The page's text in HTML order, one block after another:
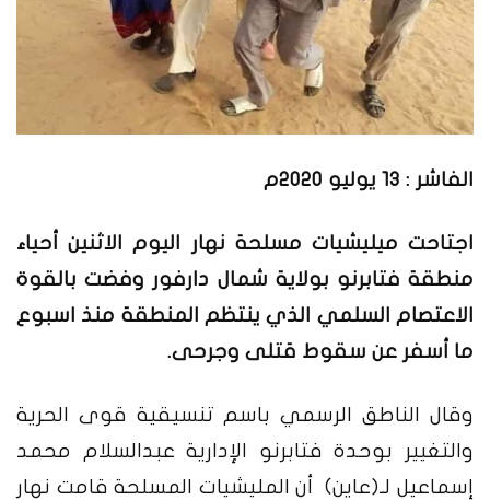
الفاشر : 13 يوليو 2020م
اجتاحت ميليشيات مسلحة نهار اليوم الاثنين أحياء
منطقة فتابرنو بولاية شمال دارفور وفضت بالقوة
الاعتصام السلمي الذي ينتظم المنطقة منذ اسبوع
ما أسفر عن سقوط قتلى وجرحى.
وقال الناطق الرسمي باسم تنسيقية قوى الحرية
والتغيير بوحدة فتابرنو الإدارية عبدالسلام محمد
إسماعيل لـ(عاين) أن المليشيات المسلحة قامت نهار